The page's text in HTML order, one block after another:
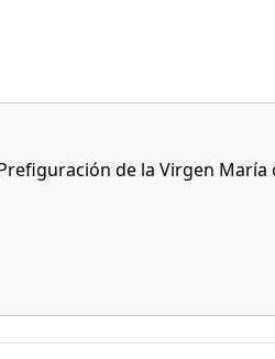
de la Virgen María